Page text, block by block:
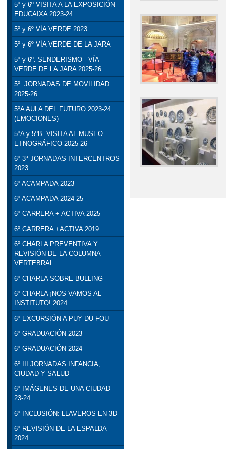
5º y 6º VISITA A LA EXPOSICIÓN
EDUCAIXA 2023-24
5º y 6º VÍA VERDE 2023
5º y 6º VÍA VERDE DE LA JARA
5º y 6º. SENDERISMO - VÍA
VERDE DE LA JARA 2025-26
5º. JORNADAS DE MOVILIDAD
2025-26
5ºA AULA DEL FUTURO 2023-24
(EMOCIONES)
5ºA y 5ºB. VISITA AL MUSEO
ETNOGRÁFICO 2025-26
6º 3ª JORNADAS INTERCENTROS
2023
6º ACAMPADA 2023
6º ACAMPADA 2024-25
6º CARRERA + ACTIVA 2025
6º CARRERA +ACTIVA 2019
6º CHARLA PREVENTIVA Y
REVISIÓN DE LA COLUMNA
VERTEBRAL
6º CHARLA SOBRE BULLING
6º CHARLA ¡NOS VAMOS AL
INSTITUTO! 2024
6º EXCURSIÓN A PUY DU FOU
6º GRADUACIÓN 2023
6º GRADUACIÓN 2024
6º III JORNADAS INFANCIA,
CIUDAD Y SALUD
6º IMÁGENES DE UNA CIUDAD
23-24
6º INCLUSIÓN: LLAVEROS EN 3D
6º REVISIÓN DE LA ESPALDA
2024